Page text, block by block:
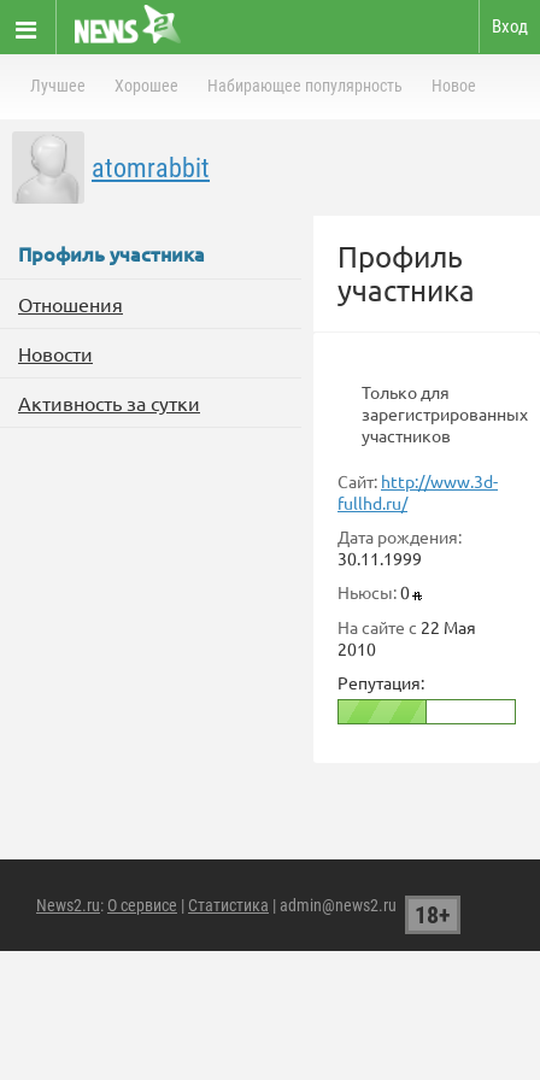
Вход
Лучшее Хорошее Набирающее популярность Новое
atomrabbit
Профиль участника
Отношения
Новости
Активность за сутки
Профиль
участника
Только для
зарегистрированных
участников
Сайт: http://www.3d-
fullhd.ru/
Дата рождения:
30.11.1999
Ньюсы:0
На сайте с 22 Мая
2010
Репутация:
News2.ru: О сервисе | Статистика | admin@news2.ru 18+